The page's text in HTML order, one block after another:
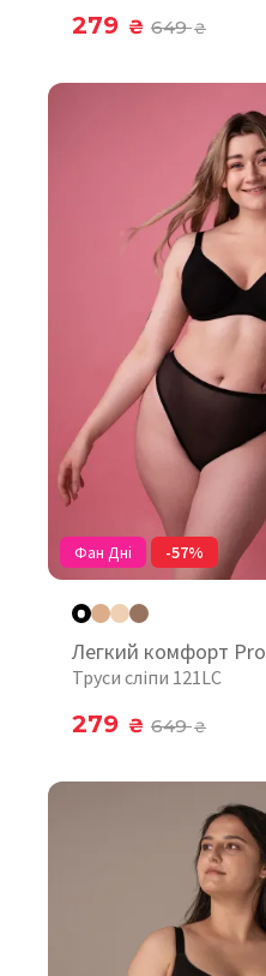
279 ₴ 649₴
Фан Дні -57%
Легкий комфорт Pro
Труси сліпи 121LC
279 ₴ 649₴